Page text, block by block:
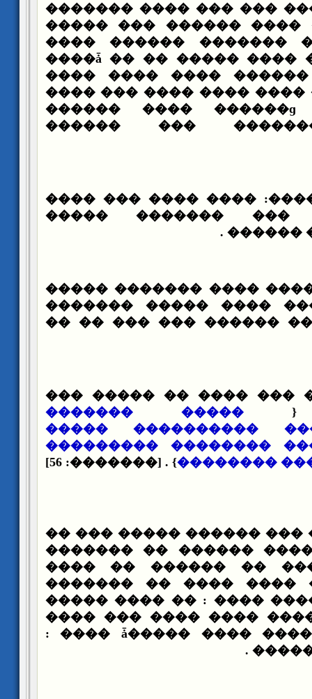
������� ���� ��� ���
����� ��� ������ ����
���� ������ �������
����ǡ �� �� ����� ����
���� ���� ����
���� ��� ���� ���� ����
���� ������ɡ ����� ����ɡ ������
������ ���������
���� ��� �������: ����
����� ���� ���
��� ��� ��� : ���� ����
���� ���� ���� ����
����� �������� ������
��� ������ �� ���
����� �������
��������������
���������� ���
�������
} . [�������: 56]
���� : ������� ���
���� ���� ������
��������� ���� ��
����� �� ��� ����
����� ���� ����� ���� :
����� ����� ���� ����
���� ���� ������ ���� �����ǡ ���� :
�����